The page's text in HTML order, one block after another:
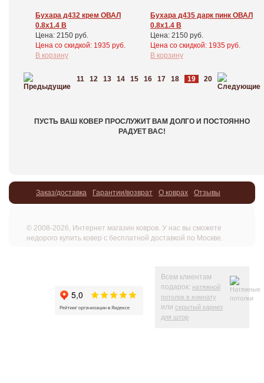
Бухара д432 крем ОВАЛ
0.8x1.4 В
Цена: 2150 руб.
Цена cо скидкой: 1935 руб.
В корзину
Бухара д435 дарк пинк ОВАЛ
0.8x1.4 В
Цена: 2150 руб.
Цена cо скидкой: 1935 руб.
В корзину
11 12 13 14 15 16 17 18 19 20
ПУСТЬ ВАШ КОВЕР ПРОСЛУЖИТ ВАМ ДОЛГО И ПОСТОЯННО
РАДУЕТ ВАС!
Заказ/доставка Гарантии/возврат О коврах Отзывы
© 2008-2026, Интернет магазин ковров. У нас вы сможете
недорого купить ковер с бесплатной доставкой по Москве.
Всем клиентам
подарок: натяжной
потолок в комнату
или скрытый карниз
для штор